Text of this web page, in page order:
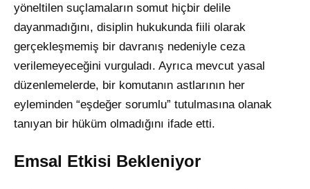
yöneltilen suçlamaların somut hiçbir delile
dayanmadığını, disiplin hukukunda fiili olarak
gerçekleşmemiş bir davranış nedeniyle ceza
verilemeyeceğini vurguladı. Ayrıca mevcut yasal
düzenlemelerde, bir komutanın astlarının her
eyleminden “eşdeğer sorumlu” tutulmasına olanak
tanıyan bir hüküm olmadığını ifade etti.
Emsal Etkisi Bekleniyor